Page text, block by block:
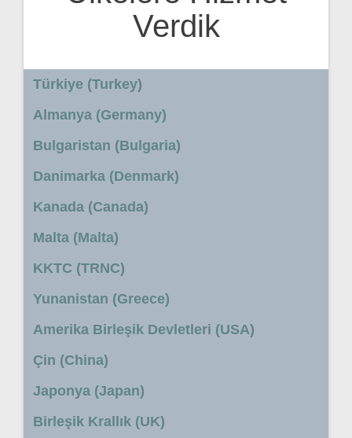
Verdik
Türkiye (Turkey)
Almanya (Germany)
Bulgaristan (Bulgaria)
Danimarka (Denmark)
Kanada (Canada)
Malta (Malta)
KKTC (TRNC)
Yunanistan (Greece)
Amerika Birleşik Devletleri (USA)
Çin (China)
Japonya (Japan)
Birleşik Krallık (UK)